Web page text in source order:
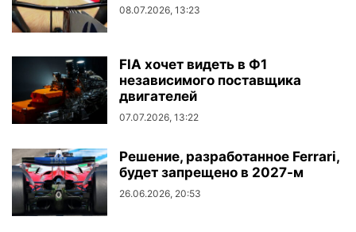
08.07.2026, 13:23
FIA хочет видеть в Ф1
независимого поставщика
двигателей
07.07.2026, 13:22
Решение, разработанное Ferrari,
будет запрещено в 2027-м
26.06.2026, 20:53